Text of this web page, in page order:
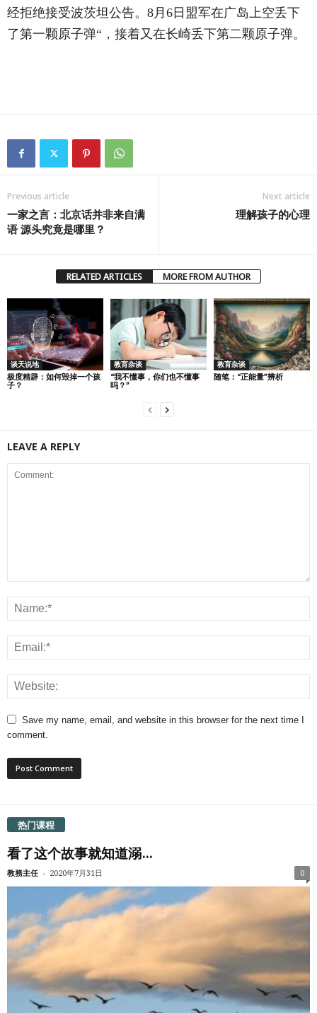
经拒绝接受波茨坦公告。8月6日盟军在广岛上空丢下
了第一颗原子弹“，接着又在长崎丢下第二颗原子弹。
Previous article
一家之言：北京话并非来自满
语 源头究竟是哪里？
Next article
理解孩子的心理
RELATED ARTICLES MORE FROM AUTHOR
谈天说地
极度精辟：如何毁掉一个孩
子？
教育杂谈
“我不懂事，你们也不懂事
吗？”
教育杂谈
随笔：“正能量”辨析
LEAVE A REPLY
Save my name, email, and website in this browser for the next time I
comment.
热门课程
看了这个故事就知道溺...
教務主任 - 2020年7月31日 0